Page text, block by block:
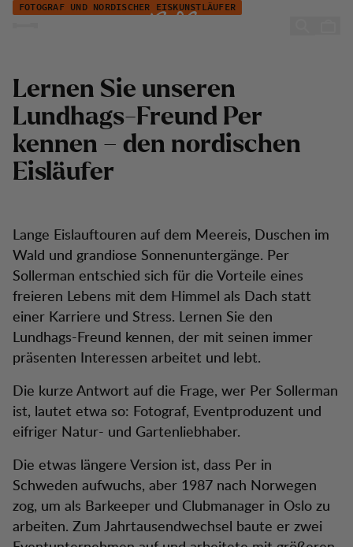
Zum Inhalt springen
Per Sollerman
FOTOGRAF UND NORDISCHER EISKUNSTLÄUFER
Lernen Sie unseren
Lundhags-Freund Per
kennen – den nordischen
Eisläufer
Lange Eislauftouren auf dem Meereis, Duschen im
Wald und grandiose Sonnenuntergänge. Per
Sollerman entschied sich für die Vorteile eines
freieren Lebens mit dem Himmel als Dach statt
einer Karriere und Stress. Lernen Sie den
Lundhags-Freund kennen, der mit seinen immer
präsenten Interessen arbeitet und lebt.
Die kurze Antwort auf die Frage, wer Per Sollerman
ist, lautet etwa so: Fotograf, Eventproduzent und
eifriger Natur- und Gartenliebhaber.
Die etwas längere Version ist, dass Per in
Schweden aufwuchs, aber 1987 nach Norwegen
zog, um als Barkeeper und Clubmanager in Oslo zu
arbeiten. Zum Jahrtausendwechsel baute er zwei